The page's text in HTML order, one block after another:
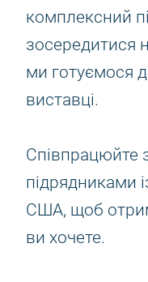
комплексний
зосередитися
ми готуємося
виставці.
Співпрацюйте
підрядниками
США, щоб
ви хочете.